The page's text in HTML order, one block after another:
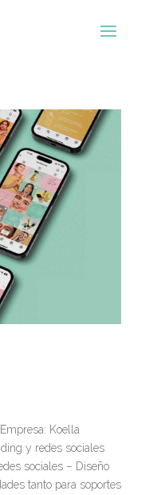
Koella
y redes sociales
sociales – Diseño
tanto para soportes